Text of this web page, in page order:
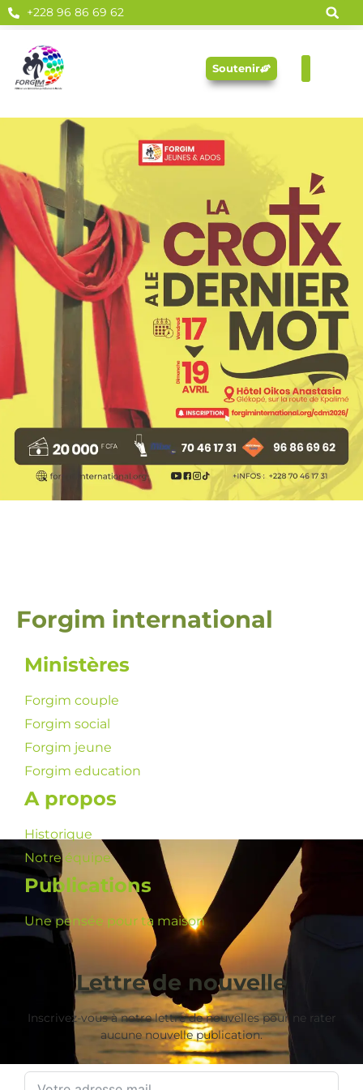
+228 96 86 69 62
Soutenir
Forgim international
Ministères
Forgim couple
Forgim social
Forgim jeune
Forgim education
A propos
Historique
Notre équipe
Publications
Une pensée pour ta maison
Lettre de nouvelle
Inscrivez-vous à notre lettre de nouvelles pour ne rater
aucune nouvelle publication.